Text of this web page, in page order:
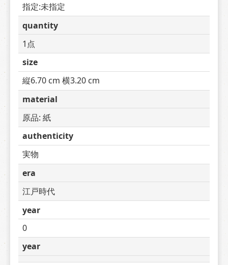
指定:未指定
quantity
1点
size
縦6.70 cm 横3.20 cm
material
原品: 紙
authenticity
実物
era
江戸時代
year
0
year